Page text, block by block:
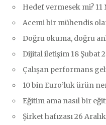
Hedef vermesek mi? 11
Acemi bir mühendis
Doğru okuma, doğru
Dijital iletişim 18 Şubat
Çalışan performans
10 bin Euro’luk ürün
Eğitim ama nasıl bir
Şirket hafızası26